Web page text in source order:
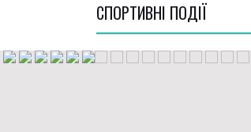
СПОРТИВНI ПОДІЇ